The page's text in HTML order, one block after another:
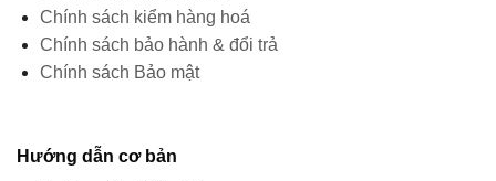
Chính sách kiểm hàng hoá
Chính sách bảo hành & đổi trả
Chính sách Bảo mật
Hướng dẫn cơ bản